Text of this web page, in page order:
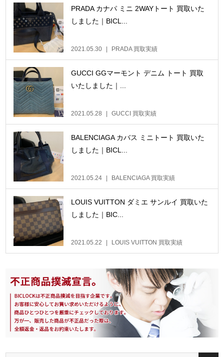
PRADA カナパ ミニ 2WAYトート 買取いた
しました｜BICL...
2021.05.30 PRADA 買取実績
GUCCI GGマーモント デニム トート 買取
いたしました｜...
2021.05.28 GUCCI 買取実績
BALENCIAGA カバス ミニトート 買取いた
しました｜BICL...
2021.05.24 BALENCIAGA 買取実績
LOUIS VUITTON ダミエ サンルイ 買取いた
しました｜BIC...
2021.05.22 LOUIS VUITTON 買取実績